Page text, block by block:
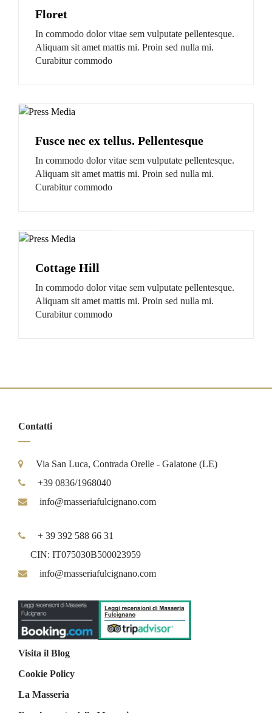
Floret
In commodo dolor vitae sem vulputate pellentesque.
Aliquam sit amet mattis mi. Proin sed nulla mi.
Curabitur commodo
Fusce nec ex tellus. Pellentesque
In commodo dolor vitae sem vulputate pellentesque.
Aliquam sit amet mattis mi. Proin sed nulla mi.
Curabitur commodo
Cottage Hill
In commodo dolor vitae sem vulputate pellentesque.
Aliquam sit amet mattis mi. Proin sed nulla mi.
Curabitur commodo
Contatti
Via San Luca, Contrada Orelle - Galatone (LE)
+39 0836/1968040
info@masseriafulcignano.com
+ 39 392 588 66 31
CIN: IT075030B500023959
info@masseriafulcignano.com
Visita il Blog
Cookie Policy
La Masseria